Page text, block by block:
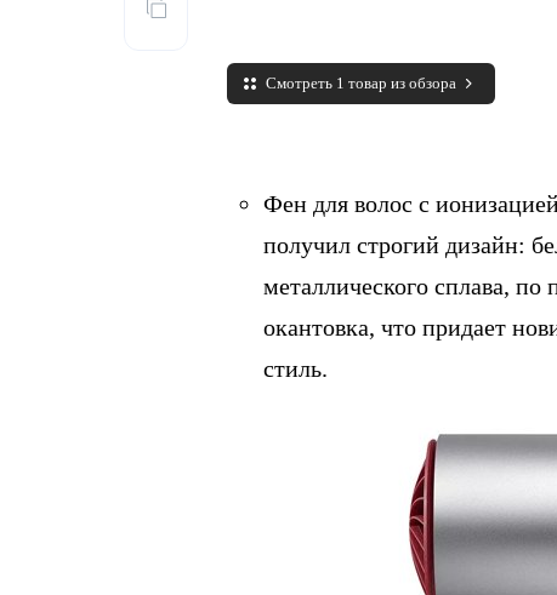
Смотреть 1 товар из обзора
Фен для волос с
получил строгий дизайн:
металлического сплава, по
окантовка, что придает
стиль.